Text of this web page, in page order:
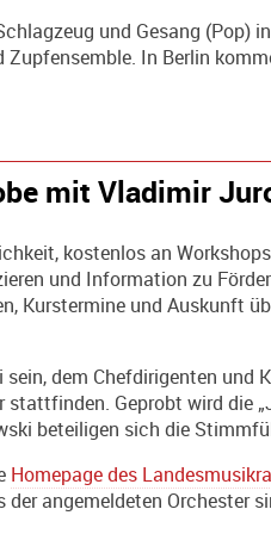
und Gesang (Pop)
In Berlin
mit Vladimir
kostenlos an
und Information zu
Kurstermine und Auskunft
dem Chefdirigenten und
Geprobt wird die
beteiligen sich die
Homepage des
angemeldeten Orchester